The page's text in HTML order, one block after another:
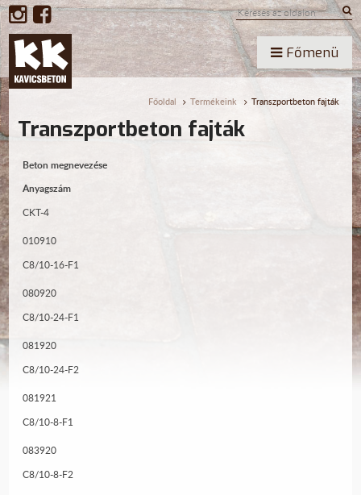
Főmenü
Főoldal Termékeink Transzportbeton fajták
Transzportbeton fajták
Beton megnevezése
Anyagszám
CKT-4
010910
C8/10-16-F1
080920
C8/10-24-F1
081920
C8/10-24-F2
081921
C8/10-8-F1
083920
C8/10-8-F2